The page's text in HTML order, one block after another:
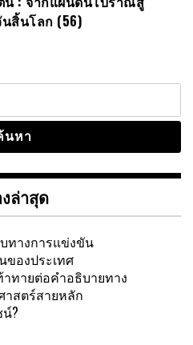
สิ้นโลก (56)
งล่าสุด
ทางการแข่งขัน
ของประเทศ
ทายต่อคำอธิบายทาง
สตร์สายหลัก
?